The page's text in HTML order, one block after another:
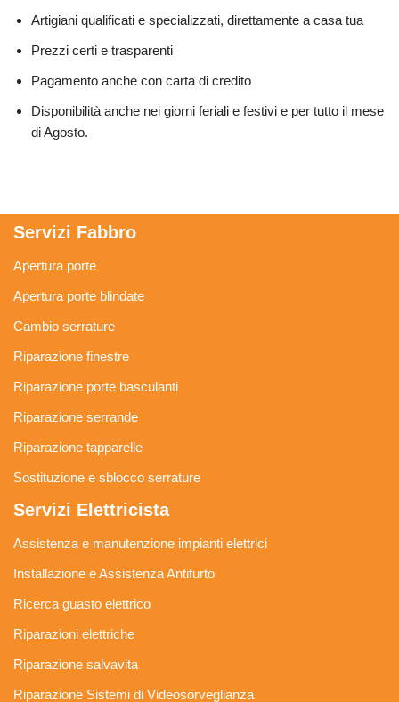
Artigiani qualificati e specializzati, direttamente a casa tua
Prezzi certi e trasparenti
Pagamento anche con carta di credito
Disponibilità anche nei giorni feriali e festivi e per tutto il mese
di Agosto.
Servizi Fabbro
Apertura porte
Apertura porte blindate
Cambio serrature
Riparazione finestre
Riparazione porte basculanti
Riparazione serrande
Riparazione tapparelle
Sostituzione e sblocco serrature
Servizi Elettricista
Assistenza e manutenzione impianti elettrici
Installazione e Assistenza Antifurto
Ricerca guasto elettrico
Riparazioni elettriche
Riparazione salvavita
Riparazione Sistemi di Videosorveglianza